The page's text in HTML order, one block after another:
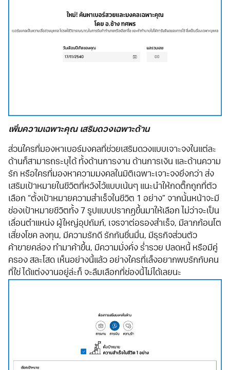
เพิ่มความเฉพาะคุณ เสริมดวงเฉพาะด้าน
ส่วนใครที่มองหาเบอร์มงคลที่ช่วยเสริมดวงแบบเจาะจงในแต่ละ
ด้านก็สามารถระบุได้ ทั้งด้านการงาน ด้านการเงิน และด้านความ
รัก หรือใครที่มองหาความมงคลในมิติเฉพาะเจาะจงยิ่งกว่า ส่ง
เสริมเป้าหมายในชีวิตที่หวังไว้แบบเน้นๆ แนะนำให้กดติ๊กถูกที่ตัว
เลือก “ตั้งเป้าหมายความสำเร็จในชีวิต 1 อย่าง” จากนั้นหน้าจะมี
ช่องเป้าหมายชีวิตทั้ง 7 รูปแบบปรากฏขึ้นมาให้เลือก ไม่ว่าจะเป็น
เลื่อนตำแหน่ง ผู้ใหญ่อุปถัมภ์, เจรจาต่อรองสำเร็จ, มีลาภก้อนโต
เสี่ยงโชค ลงทุน, มีความรักดี รักกันชื่นมื่น, มีธุรกิจส่วนตัว
ค้าขายคล่อง ทำมาค้าขึ้น, มีความมั่งคั่ง ร่ำรวย ปลดหนี้ หรือมีคู่
ครอง สละโสด เห็นอย่างนี้แล้ว อย่างใครที่เล็งอยากพบรักกับคน
ที่ใช่ ได้แต่งงานอยู่ล่ะก็ จะลืมเลือกที่ช่องนี้ไม่ได้เลยนะ